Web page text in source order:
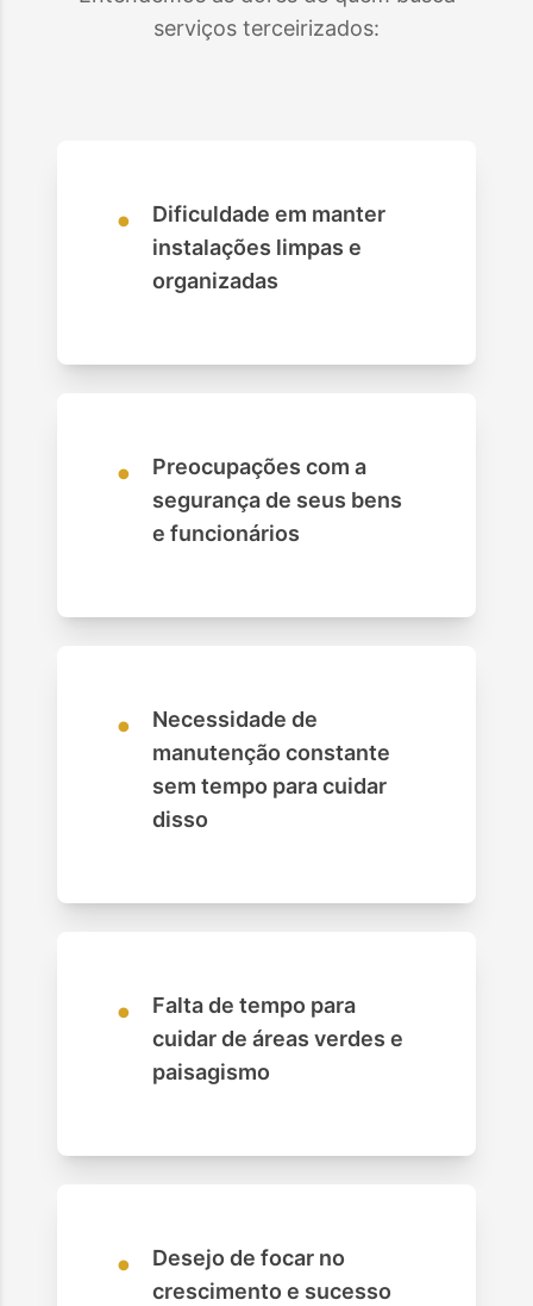
serviços terceirizados:
•
Dificuldade em manter
instalações limpas e
organizadas
•
Preocupações com a
segurança de seus bens
e funcionários
•
Necessidade de
manutenção constante
sem tempo para cuidar
disso
•
Falta de tempo para
cuidar de áreas verdes e
paisagismo
•
Desejo de focar no
crescimento e sucesso